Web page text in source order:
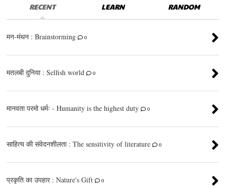
RECENT LEARN RANDOM
मन-मंथन : Brainstorming 0
मतलबी दुनिया : Selfish world 0
मानवता परमो धर्मः - Humanity is the highest duty 0
साहित्य की संवेदनशीलता : The sensitivity of literature 0
प्रकृति का उपहार : Nature's Gift 0